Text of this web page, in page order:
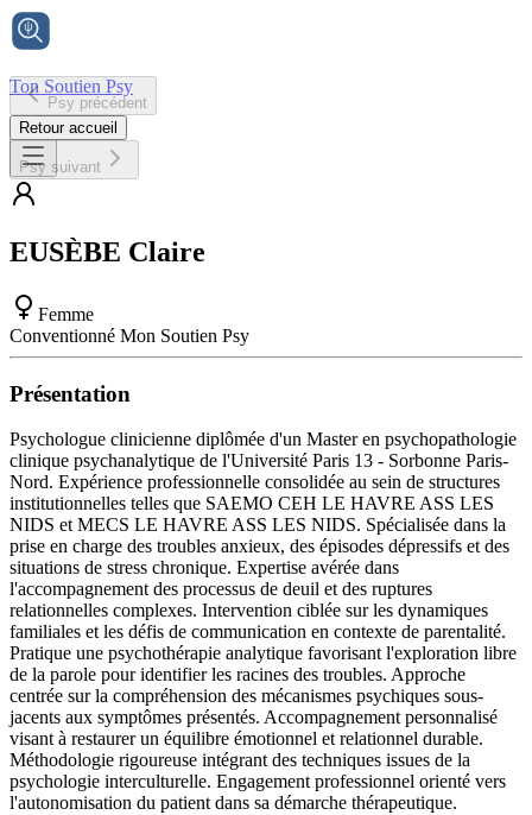
Ton Soutien Psy
Accueil
Psy précédent
Retour accueil
Psy suivant
EUSÈBE Claire
Femme
Conventionné Mon Soutien Psy
Présentation
Psychologue clinicienne diplômée d'un Master en psychopathologie
clinique psychanalytique de l'Université Paris 13 - Sorbonne Paris-
Nord. Expérience professionnelle consolidée au sein de structures
institutionnelles telles que SAEMO CEH LE HAVRE ASS LES
NIDS et MECS LE HAVRE ASS LES NIDS. Spécialisée dans la
prise en charge des troubles anxieux, des épisodes dépressifs et des
situations de stress chronique. Expertise avérée dans
l'accompagnement des processus de deuil et des ruptures
relationnelles complexes. Intervention ciblée sur les dynamiques
familiales et les défis de communication en contexte de parentalité.
Pratique une psychothérapie analytique favorisant l'exploration libre
de la parole pour identifier les racines des troubles. Approche
centrée sur la compréhension des mécanismes psychiques sous-
jacents aux symptômes présentés. Accompagnement personnalisé
visant à restaurer un équilibre émotionnel et relationnel durable.
Méthodologie rigoureuse intégrant des techniques issues de la
psychologie interculturelle. Engagement professionnel orienté vers
l'autonomisation du patient dans sa démarche thérapeutique.